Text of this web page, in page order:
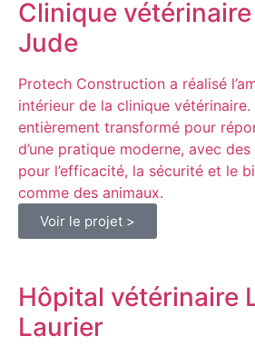
Clinique
Jude
Protech Construction a réalisé
intérieur de la clinique
entièrement transformé pour
d’une pratique moderne, avec
pour l’efficacité, la sécurité et le
comme des animaux.
Voir le projet >
Hôpital vétérinaire
Laurier